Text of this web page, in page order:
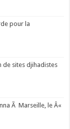
pour la
de sites djihadistes
Ã Marseille, le Â«